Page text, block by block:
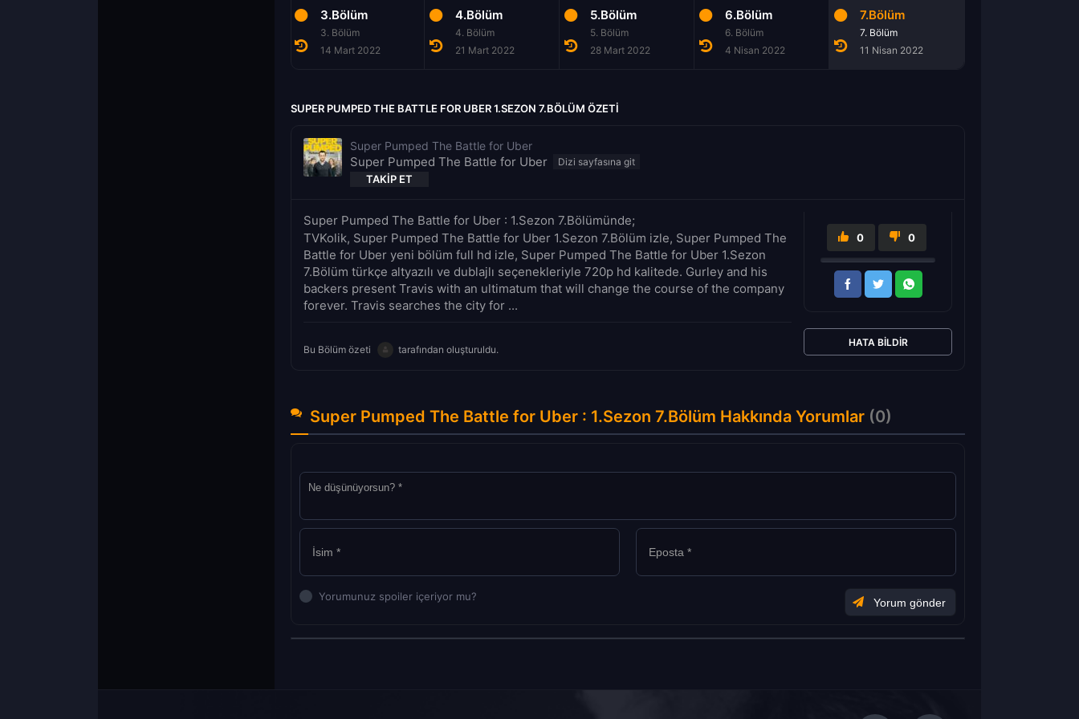
3.Bölüm
3. Bölüm
14 Mart 2022
4.Bölüm
4. Bölüm
21 Mart 2022
5.Bölüm
5. Bölüm
28 Mart 2022
6.Bölüm
6. Bölüm
4 Nisan 2022
7.Bölüm
7. Bölüm
11 Nisan 2022
SUPER PUMPED THE BATTLE FOR UBER 1.SEZON 7.BÖLÜM ÖZETI
Super Pumped The Battle for Uber
Super Pumped The Battle for Uber
TAKIP ET
Super Pumped The Battle for Uber : 1.Sezon 7.Bölümünde;
TVKolik, Super Pumped The Battle for Uber 1.Sezon 7.Bölüm izle, Super Pumped The
Battle for Uber yeni bölüm full hd izle, Super Pumped The Battle for Uber 1.Sezon
7.Bölüm türkçe altyazılı ve dublajlı seçenekleriyle 720p hd kalitede. Gurley and his
backers present Travis with an ultimatum that will change the course of the company
forever. Travis searches the city for ...
Bu Bölüm özeti tarafından oluşturuldu.
0 0
HATA BILDIR
Super Pumped The Battle for Uber : 1.Sezon 7.Bölüm Hakkında Yorumlar (0)
Yorumunuz spoiler içeriyor mu?